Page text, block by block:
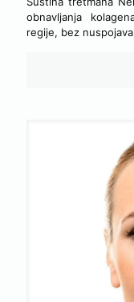
obnavljanja
regije, bez